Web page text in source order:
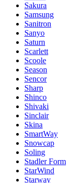
Sakura
Samsung
Sanitron
Sanyo
Saturn
Scarlett
Scoole
Season
Sencor
Sharp
Shinco
Shivaki
Sinclair
Skina
SmartWay
Snowcap
Soling
Stadler Form
StarWind
Starway